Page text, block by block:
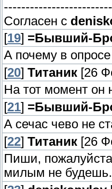
Согласен с
[19] =Бывший-
А почему в
[20] Титаник [26
На тот момент
[21] =Бывший-
А сечас чево не
[22] Титаник [26
Пиши,
милым не будешь.